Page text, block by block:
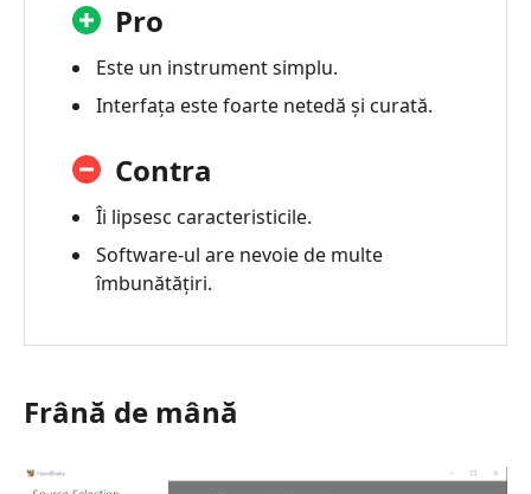
Pro
Este un instrument simplu.
Interfața este foarte netedă și curată.
Contra
Îi lipsesc caracteristicile.
Software-ul are nevoie de multe
îmbunătățiri.
Frână de mână